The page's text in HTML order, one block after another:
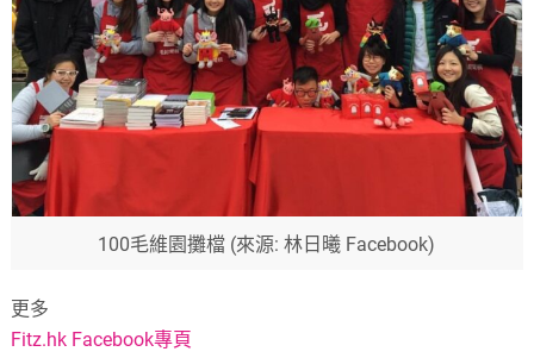
100毛維園攤檔 (來源: 林日曦 Facebook)
更多
Fitz.hk Facebook專頁